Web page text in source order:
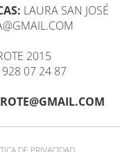
LAURA SAN JOSÉ
2015
07 24 87